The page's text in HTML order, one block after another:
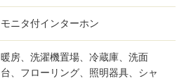
モニタ付インターホン
暖房、洗濯機置場、冷蔵庫、洗面
台、フローリング、照明器具、シャ